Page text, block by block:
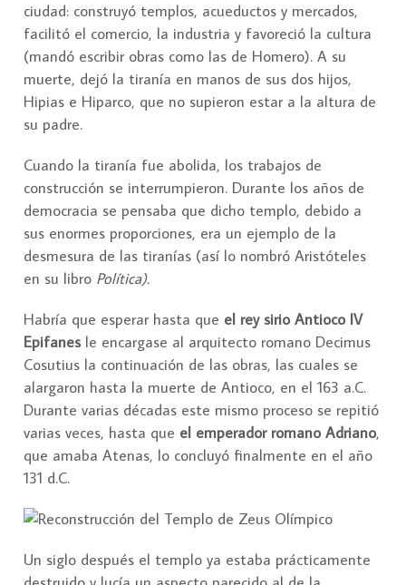
ciudad: construyó templos, acueductos y mercados,
facilitó el comercio, la industria y favoreció la cultura
(mandó escribir obras como las de Homero). A su
muerte, dejó la tiranía en manos de sus dos hijos,
Hipias e Hiparco, que no supieron estar a la altura de
su padre.
Cuando la tiranía fue abolida, los trabajos de
construcción se interrumpieron. Durante los años de
democracia se pensaba que dicho templo, debido a
sus enormes proporciones, era un ejemplo de la
desmesura de las tiranías (así lo nombró Aristóteles
en su libro Política).
Habría que esperar hasta que el rey sirio Antioco IV
Epifanes le encargase al arquitecto romano Decimus
Cosutius la continuación de las obras, las cuales se
alargaron hasta la muerte de Antioco, en el 163 a.C.
Durante varias décadas este mismo proceso se repitió
varias veces, hasta que el emperador romano Adriano,
que amaba Atenas, lo concluyó finalmente en el año
131 d.C.
Un siglo después el templo ya estaba prácticamente